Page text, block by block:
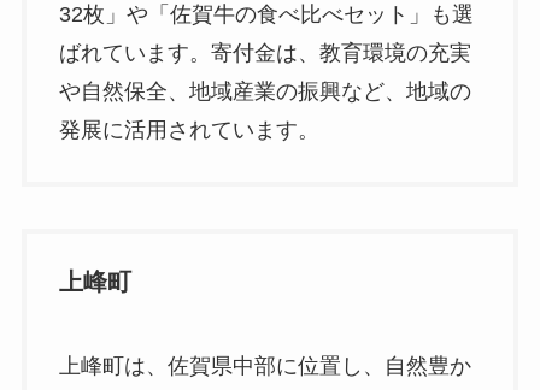
32枚」や「佐賀牛の食べ比べセット」も選
ばれています。寄付金は、教育環境の充実
や自然保全、地域産業の振興など、地域の
発展に活用されています。
上峰町
上峰町は、佐賀県中部に位置し、自然豊か